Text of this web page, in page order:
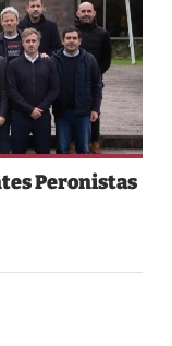
Peronistas